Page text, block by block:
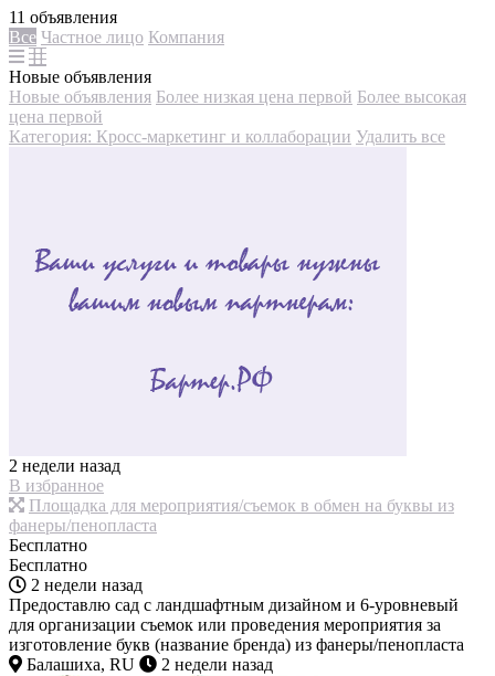
11 объявления
Все Частное лицо Компания
Новые объявления
Новые объявления Более низкая цена первой Более высокая
цена первой
Категория: Кросс-маркетинг и коллаборации Удалить все
2 недели назад
В избранное
Площадка для мероприятия/съемок в обмен на буквы из
фанеры/пенопласта
Бесплатно
Бесплатно
2 недели назад
Предоставлю сад с ландшафтным дизайном и 6-уровневый
для организации съемок или проведения мероприятия за
изготовление букв (название бренда) из фанеры/пенопласта
Балашиха, RU
2 недели назад